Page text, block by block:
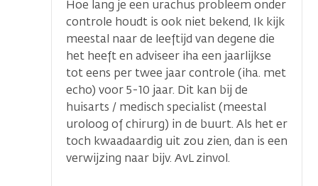
Hoe lang je een urachus probleem onder
controle houdt is ook niet bekend, Ik kijk
meestal naar de leeftijd van degene die
het heeft en adviseer iha een jaarlijkse
tot eens per twee jaar controle (iha. met
echo) voor 5-10 jaar. Dit kan bij de
huisarts / medisch specialist (meestal
uroloog of chirurg) in de buurt. Als het er
toch kwaadaardig uit zou zien, dan is een
verwijzing naar bijv. AvL zinvol.